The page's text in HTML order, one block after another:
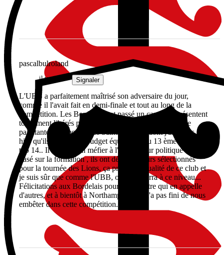
pascalbulroland
il y a 1 an Signaler
L'UBB a parfaitement maîtrisé son adversaire du jour,
comme il l'avait fait en demi-finale et tout au long de la
compétition. Les Bordelais ont passé un cap et se présentent
totalement libérés pour une fin de top 14 qui s'annonce
palpitante. Un mot sur les Saints Anglais dont j'ai appris
hier qu'ils avaient un budget équivalent au 13 ème de notre
top 14.. Il faudra s'en méfier à l'avenir, leur politique étant
basé sur la formation , ils ont déjà 4 joueurs sélectionnés
pour la tournée des Lions, ça prouve la qualité de ce club et
je suis sûr que comme l'UBB, on les reverra à ce niveau...
Félicitations aux Bordelais pour ce 1 er titre qui en appelle
d'autres, et à bientôt à Northampton qui n'a pas fini de nous
embêter dans cette compétition...